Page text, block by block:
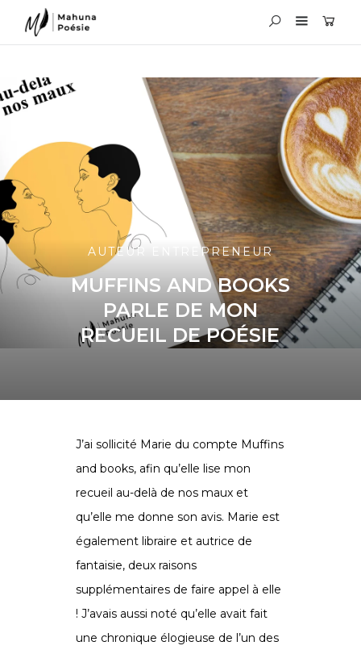
AUTEUR ENTREPRENEUR
MUFFINS AND BOOKS
PARLE DE MON
RECUEIL DE POÉSIE
J’ai sollicité Marie du compte Muffins
and books, afin qu’elle lise mon
recueil au-delà de nos maux et
qu’elle me donne son avis. Marie est
également libraire et autrice de
fantaisie, deux raisons
supplémentaires de faire appel à elle
! J’avais aussi noté qu’elle avait fait
une chronique élogieuse de l’un des